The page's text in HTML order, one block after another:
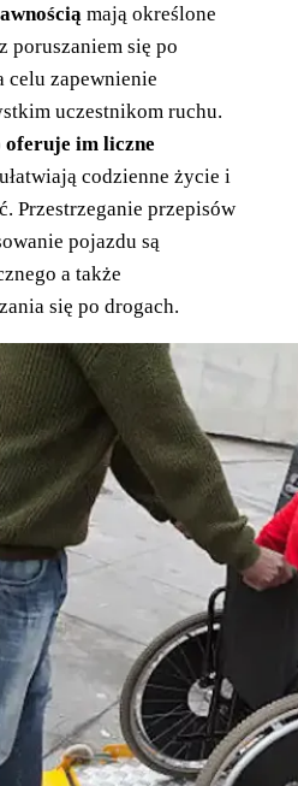
mają określone
poruszaniem się po
celu zapewnienie
uczestnikom ruchu.
oferuje im liczne
codzienne życie i
Przestrzeganie przepisów
pojazdu są
a także
się po drogach.